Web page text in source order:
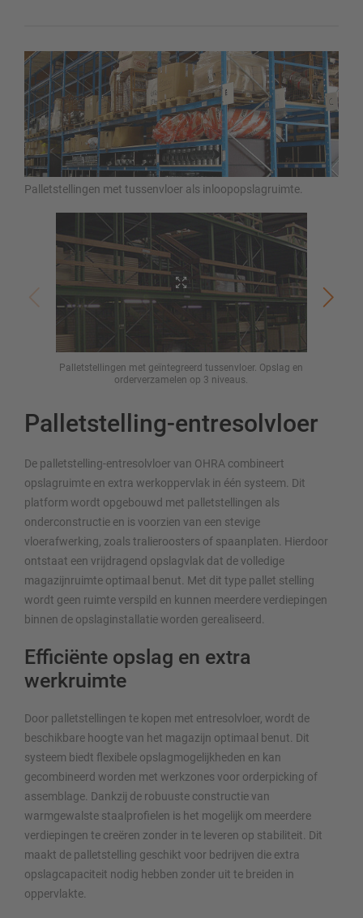
Palletstellingen met tussenvloer als inloopopslagruimte.
Palletstellingen met geïntegreerd tussenvloer. Opslag en
orderverzamelen op 3 niveaus.
Palletstelling-entresolvloer
De palletstelling-entresolvloer van OHRA combineert
opslagruimte en extra werkoppervlak in één systeem. Dit
platform wordt opgebouwd met palletstellingen als
onderconstructie en is voorzien van een stevige
vloerafwerking, zoals tralieroosters of spaanplaten. Hierdoor
ontstaat een vrijdragend opslagvlak dat de volledige
magazijnruimte optimaal benut. Met dit type pallet stelling
wordt geen ruimte verspild en kunnen meerdere verdiepingen
binnen de opslaginstallatie worden gerealiseerd.
Efficiënte opslag en extra
werkruimte
Door palletstellingen te kopen met entresolvloer, wordt de
beschikbare hoogte van het magazijn optimaal benut. Dit
systeem biedt flexibele opslagmogelijkheden en kan
gecombineerd worden met werkzones voor orderpicking of
assemblage. Dankzij de robuuste constructie van
warmgewalste staalprofielen is het mogelijk om meerdere
verdiepingen te creëren zonder in te leveren op stabiliteit. Dit
maakt de palletstelling geschikt voor bedrijven die extra
opslagcapaciteit nodig hebben zonder uit te breiden in
oppervlakte.